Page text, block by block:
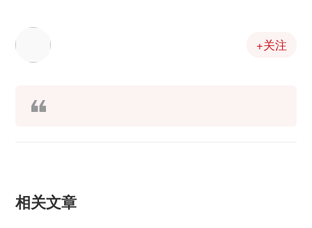
+关注
相关文章